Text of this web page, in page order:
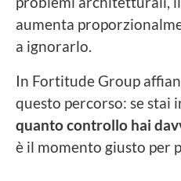
aumenta
a ignorarlo.
In Fortitude Group
questo percorso: se stai
quanto controllo hai
è il momento giusto per